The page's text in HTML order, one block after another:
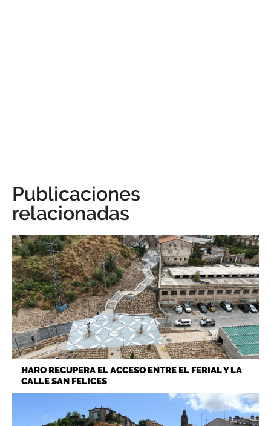
Publicaciones
relacionadas
HARO RECUPERA EL ACCESO ENTRE EL FERIAL Y LA
CALLE SAN FELICES